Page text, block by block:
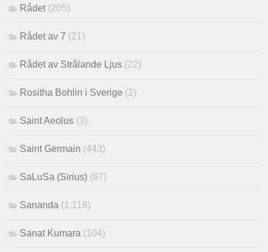
Rådet (205)
Rådet av 7 (21)
Rådet av Strålande Ljus (22)
Rositha Bohlin i Sverige (2)
Saint Aeolus (3)
Saint Germain (443)
SaLuSa (Sirius) (67)
Sananda (1,119)
Sanat Kumara (104)